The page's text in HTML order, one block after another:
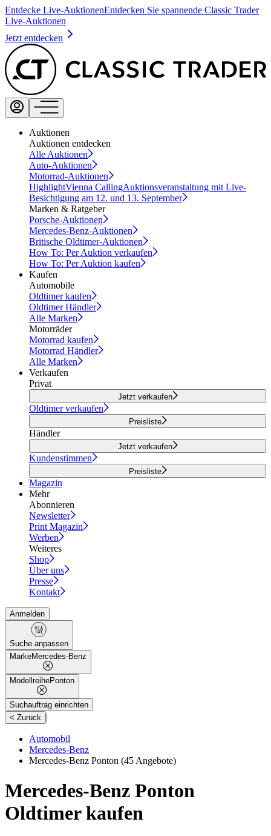
Entdecke Live-AuktionenEntdecken Sie spannende Classic Trader
Live-Auktionen
Jetzt entdecken
Auktionen
Auktionen entdecken
Alle Auktionen
Auto-Auktionen
Motorrad-Auktionen
HighlightVienna CallingAuktionsveranstaltung mit Live-
Besichtigung am 12. und 13. September
Marken & Ratgeber
Porsche-Auktionen
Mercedes-Benz-Auktionen
Britische Oldtimer-Auktionen
How To: Per Auktion verkaufen
How To: Per Auktion kaufen
Kaufen
Automobile
Oldtimer kaufen
Oldtimer Händler
Alle Marken
Motorräder
Motorrad kaufen
Motorrad Händler
Alle Marken
Verkaufen
Privat
Jetzt verkaufen
Oldtimer verkaufen
Preisliste
Händler
Jetzt verkaufen
Kundenstimmen
Preisliste
Magazin
Mehr
Abonnieren
Newsletter
Print Magazin
Werben
Weiteres
Shop
Über uns
Presse
Kontakt
Anmelden
Suche anpassen
MarkeMercedes-Benz
ModellreihePonton
Suchauftrag einrichten
< Zurück |
Automobil
Mercedes-Benz
Mercedes-Benz Ponton (45 Angebote)
Mercedes-Benz Ponton
Oldtimer kaufen